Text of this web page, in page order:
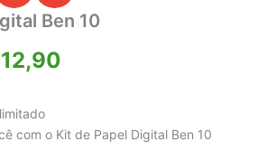
Ben 10
12,90
atual
com o Kit de Papel Digital Ben 10